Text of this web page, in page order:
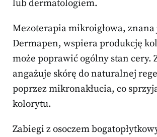
lub dermatologiem.
Mezoterapia mikroigłowa, znana
Dermapen, wspiera produkcję
może poprawić ogólny stan cery.
angażuje skórę do naturalnej
poprzez mikronakłucia, co
kolorytu.
Zabiegi z osoczem